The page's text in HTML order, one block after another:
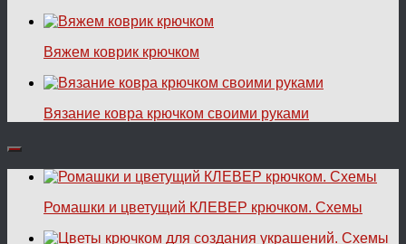
Вяжем коврик крючком
Вязание ковра крючком своими руками
Ромашки и цветущий КЛЕВЕР крючком. Схемы